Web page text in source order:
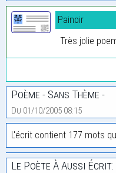
Painoir
Très jolie
Poème - Sans Thème -
Du 01/10/2005 08:15
L'écrit contient 177 mots
Le Poète À Aussi Écrit: